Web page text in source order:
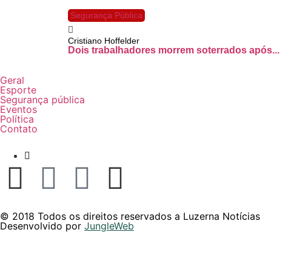
Segurança Pública
Cristiano Hoffelder
Dois trabalhadores morrem soterrados após...
Geral
Esporte
Segurança pública
Eventos
Política
Contato
© 2018 Todos os direitos reservados a Luzerna Notícias
Desenvolvido por JungleWeb